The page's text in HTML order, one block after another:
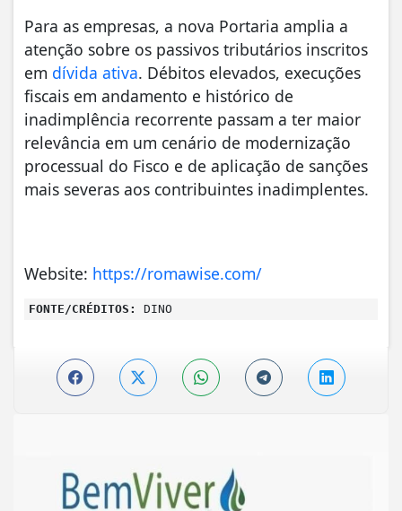
Para as empresas, a nova Portaria amplia a
atenção sobre os passivos tributários inscritos
em dívida ativa. Débitos elevados, execuções
fiscais em andamento e histórico de
inadimplência recorrente passam a ter maior
relevância em um cenário de modernização
processual do Fisco e de aplicação de sanções
mais severas aos contribuintes inadimplentes.
Website: https://romawise.com/
FONTE/CRÉDITOS: DINO